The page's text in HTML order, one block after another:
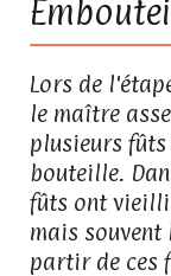
Lors de
le maître
plusieurs
bouteille.
fûts ont vieilli
mais souvent
partir de ces